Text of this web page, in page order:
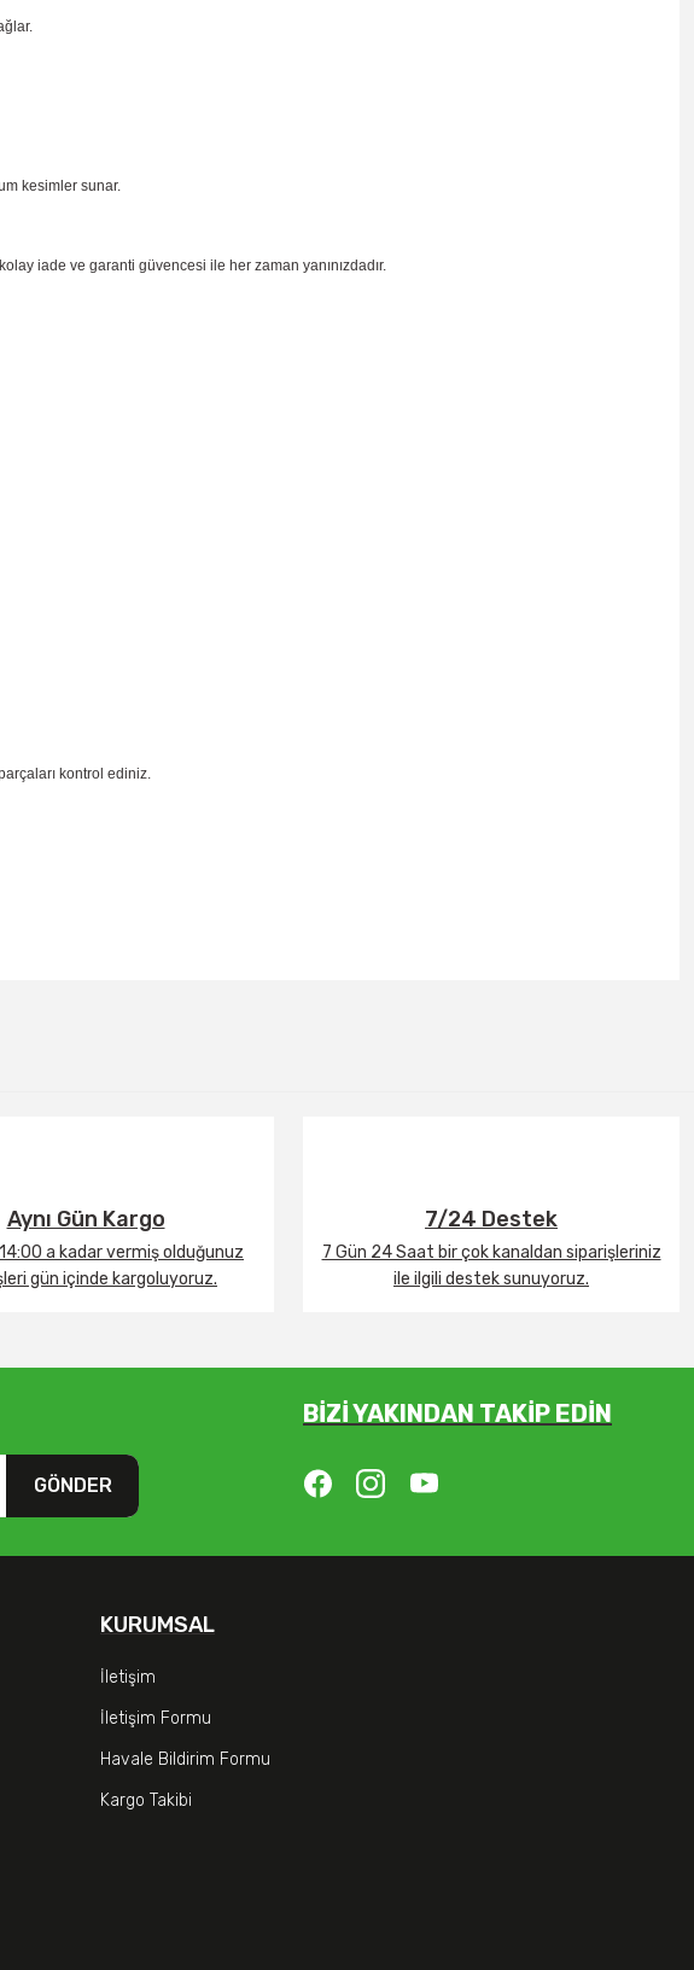
kesimler sunar.
iade ve garanti güvencesi ile her zaman yanınızdadır.
kontrol ediniz.
Aynı Gün Kargo
a kadar vermiş olduğunuz
gün içinde kargoluyoruz.
7/24 Destek
7 Gün 24 Saat bir çok kanaldan siparişleriniz
ile ilgili destek sunuyoruz.
GÖNDER
BİZİ YAKINDAN TAKİP EDİN
KURUMSAL
İletişim
İletişim Formu
Havale Bildirim Formu
Kargo Takibi